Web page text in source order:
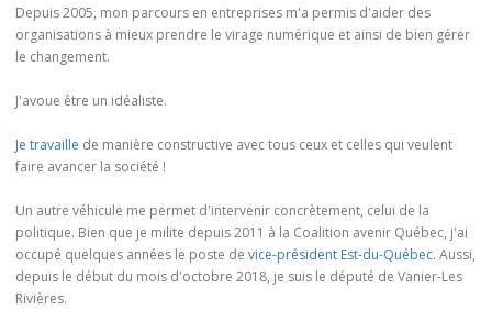
Depuis 2005, mon parcours en entreprises m'a permis d'aider des
organisations à mieux prendre le virage numérique et ainsi de bien gérer
le changement.
J'avoue être un idéaliste.
Je travaille de manière constructive avec tous ceux et celles qui veulent
faire avancer la société !
Un autre véhicule me permet d'intervenir concrètement, celui de la
politique. Bien que je milite depuis 2011 à la Coalition avenir Québec, j'ai
occupé quelques années le poste de vice-président Est-du-Québec. Aussi,
depuis le début du mois d'octobre 2018, je suis le député de Vanier-Les
Rivières.